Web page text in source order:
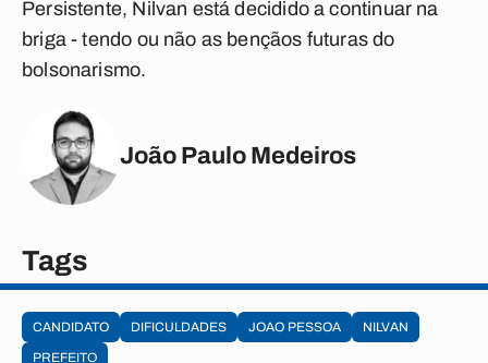
Persistente, Nilvan está decidido a continuar na
briga - tendo ou não as bençãos futuras do
bolsonarismo.
João Paulo Medeiros
Tags
CANDIDATO DIFICULDADES JOAO PESSOA
NILVAN
PREFEITO